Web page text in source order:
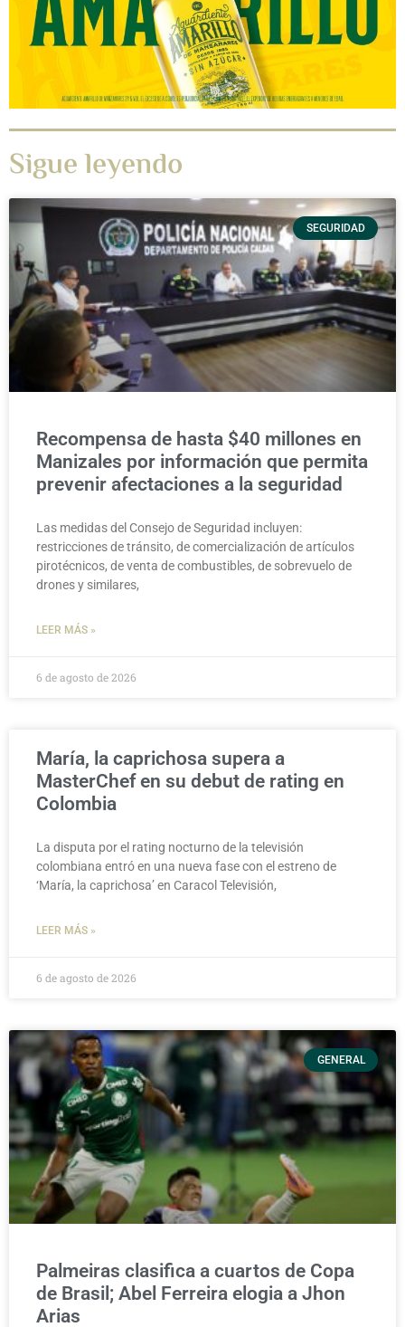
Sigue leyendo
SEGURIDAD
Recompensa de hasta $40 millones en
Manizales por información que permita
prevenir afectaciones a la seguridad
Las medidas del Consejo de Seguridad incluyen:
restricciones de tránsito, de comercialización de artículos
pirotécnicos, de venta de combustibles, de sobrevuelo de
drones y similares,
LEER MÁS »
6 de agosto de 2026
María, la caprichosa supera a
MasterChef en su debut de rating en
Colombia
La disputa por el rating nocturno de la televisión
colombiana entró en una nueva fase con el estreno de
‘María, la caprichosa’ en Caracol Televisión,
LEER MÁS »
6 de agosto de 2026
GENERAL
Palmeiras clasifica a cuartos de Copa
de Brasil; Abel Ferreira elogia a Jhon
Arias